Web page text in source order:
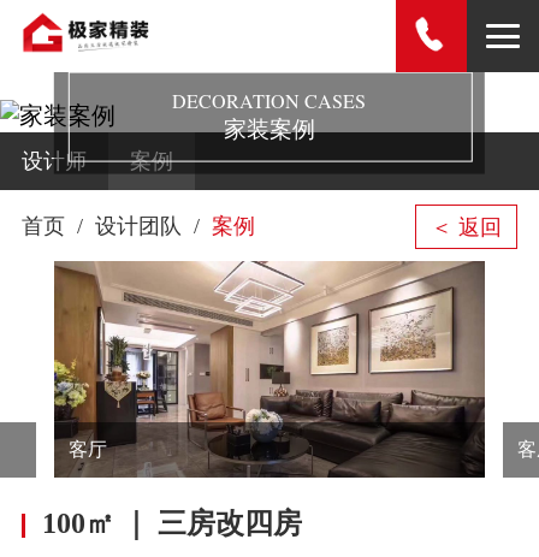
DECORATION CASES
家装案例
设计师 案例
首页 设计团队 案例 ＜ 返回
客厅
100㎡ ｜ 三房改四房